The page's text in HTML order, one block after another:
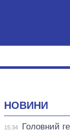
НОВИНИ
15:34
Головний